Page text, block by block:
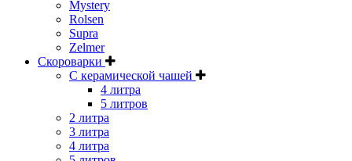
Mystery
Rolsen
Supra
Zelmer
Скороварки
С керамической чашей
4 литра
5 литров
2 литра
3 литра
4 литра